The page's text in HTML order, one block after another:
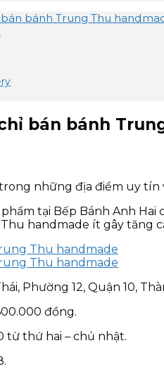
bánh Trung Thu
bán bánh
những địa điểm uy
phẩm tại Bếp Bánh Anh
handmade ít gây tăng
Phường 12, Quận 10,
đồng.
từ thứ hai – chủ nhật.